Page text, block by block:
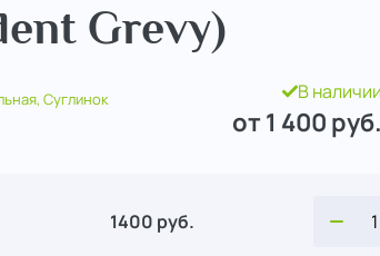
Grevy)
Суглинок
В наличии
от 1 400 руб.
1400 руб.